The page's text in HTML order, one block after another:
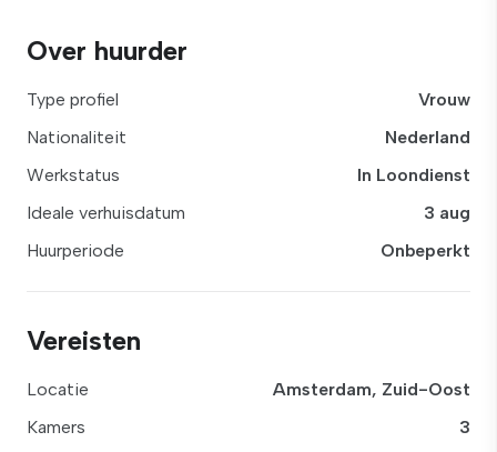
Over huurder
Type profiel
Vrouw
Nationaliteit
Nederland
Werkstatus
In Loondienst
Ideale verhuisdatum
3 aug
Huurperiode
Onbeperkt
Vereisten
Locatie
Amsterdam, Zuid-Oost
Kamers
3